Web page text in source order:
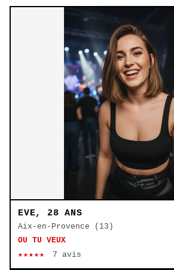
EVE, 28 ANS
Aix-en-Provence (13)
OU TU VEUX
★★★★★
7 avis